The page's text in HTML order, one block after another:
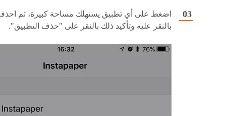
اضغط على أي تطبيق يستهلك مساحة كبيرة، ثم
بالنقر عليه وتأكيد ذلك بالنقر على "حذف التطبيق".